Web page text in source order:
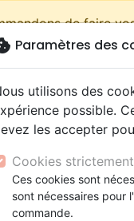
de faire
Testaments
ansLatino, Folk
animés
conférences
Paramètres des
utilisons des
possible.
les accepter
Cookies
Ces cookies sont
sont nécessaires pour
commande.